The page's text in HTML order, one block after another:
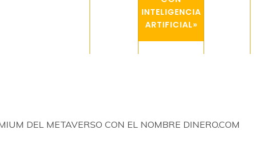
INTELIGENCIA
ARTIFICIAL»
DEL METAVERSO CON EL NOMBRE DINERO.COM